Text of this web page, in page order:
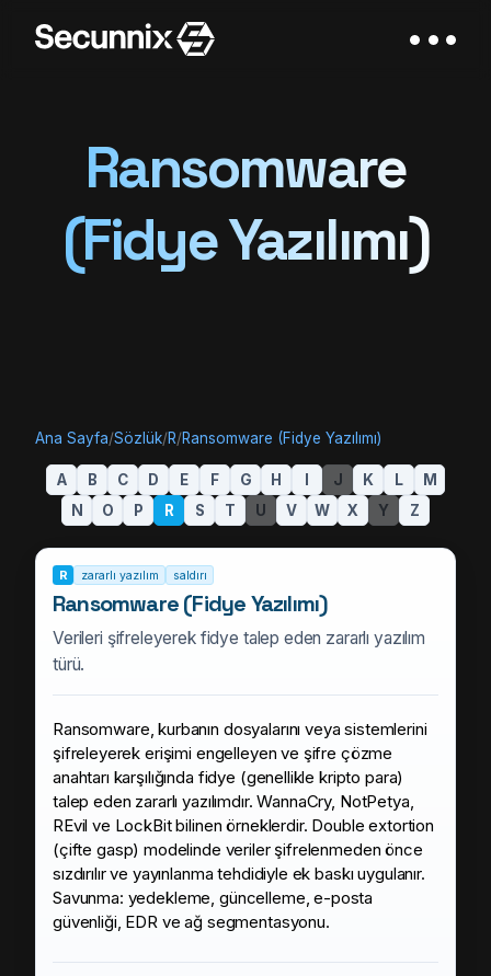
Ransomware
(Fidye Yazılımı)
Ana Sayfa/Sözlük/R/Ransomware (Fidye Yazılımı)
A B C D E F G H J K L
M
N
O P R S T U V W X Y Z
R zararlı yazılım saldırı
Ransomware (Fidye Yazılımı)
Verileri şifreleyerek fidye talep eden zararlı yazılım
türü.
Ransomware, kurbanın dosyalarını veya sistemlerini
şifreleyerek erişimi engelleyen ve şifre çözme
anahtarı karşılığında fidye (genellikle kripto para)
talep eden zararlı yazılımdır. WannaCry, NotPetya,
REvil ve LockBit bilinen örneklerdir. Double extortion
(çifte gasp) modelinde veriler şifrelenmeden önce
sızdırılır ve yayınlanma tehdidiyle ek baskı uygulanır.
Savunma: yedekleme, güncelleme, e-posta
güvenliği, EDR ve ağ segmentasyonu.